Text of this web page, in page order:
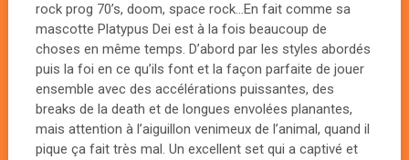
rock prog 70’s, doom, space rock…En fait comme sa
mascotte Platypus Dei est à la fois beaucoup de
choses en même temps. D’abord par les styles abordés
puis la foi en ce qu’ils font et la façon parfaite de jouer
ensemble avec des accélérations puissantes, des
breaks de la death et de longues envolées planantes,
mais attention à l’aiguillon venimeux de l’animal, quand il
pique ça fait très mal. Un excellent set qui a captivé et